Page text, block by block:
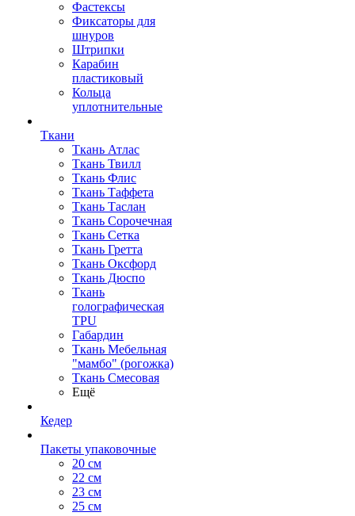
Фастексы
Фиксаторы для
шнуров
Штрипки
Карабин
пластиковый
Кольца
уплотнительные
Ткани
Ткань Атлас
Ткань Твилл
Ткань Флис
Ткань Таффета
Ткань Таслан
Ткань Сорочечная
Ткань Сетка
Ткань Гретта
Ткань Оксфорд
Ткань Дюспо
Ткань
голографическая
TPU
Габардин
Ткань Мебельная
"мамбо" (рогожка)
Ткань Смесовая
Ещё
Кедер
Пакеты упаковочные
20 см
22 см
23 см
25 см